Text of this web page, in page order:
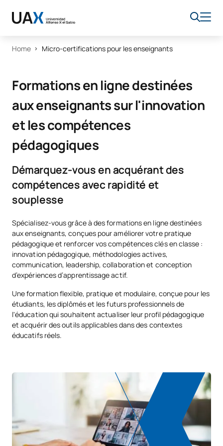
Home Micro-certifications pour les enseignants
Formations en ligne destinées
aux enseignants sur l'innovation
et les compétences
pédagogiques
Démarquez-vous en acquérant des
compétences avec rapidité et
souplesse
Spécialisez-vous grâce à des formations en ligne destinées
aux enseignants, conçues pour améliorer votre pratique
pédagogique et renforcer vos compétences clés en classe :
innovation pédagogique, méthodologies actives,
communication, leadership, collaboration et conception
d’expériences d’apprentissage actif.
Une formation flexible, pratique et modulaire, conçue pour les
étudiants, les diplômés et les futurs professionnels de
l'éducation qui souhaitent actualiser leur profil pédagogique
et acquérir des outils applicables dans des contextes
éducatifs réels.